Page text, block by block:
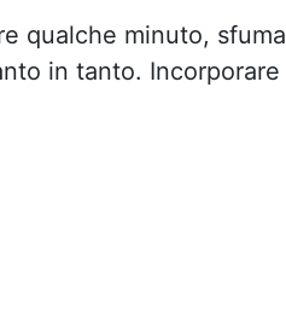
qualche minuto,
in tanto.